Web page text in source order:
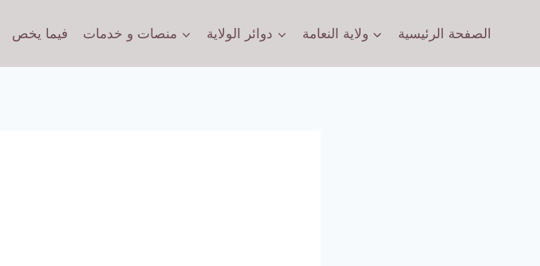
فيما يخص منصات و خدمات دوائر الولاية ولاية النعامة الصفحة الرئيسية